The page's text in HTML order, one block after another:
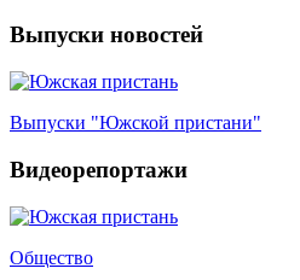
Выпуски новостей
Выпуски "Южской пристани"
Видеорепортажи
Общество